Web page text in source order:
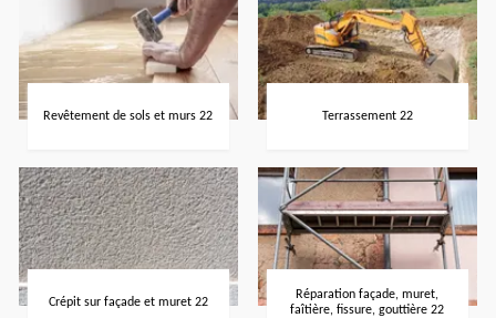
Revêtement de sols et murs 22 Terrassement 22
Crépit sur façade et muret 22
Réparation façade, muret,
faîtière, fissure, gouttière 22